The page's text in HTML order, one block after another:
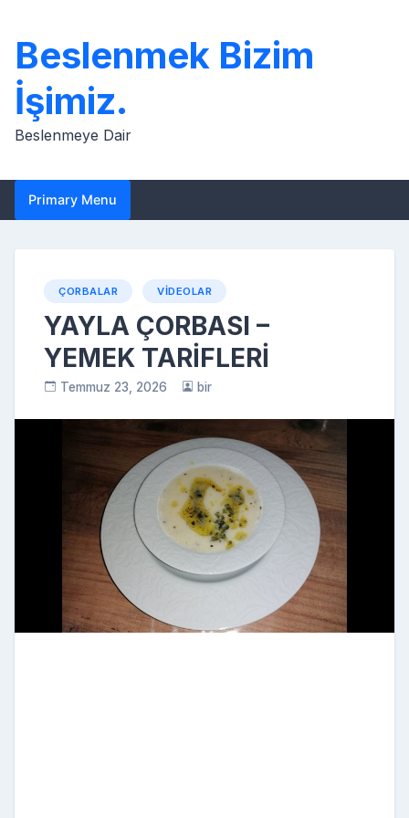
content
Beslenmek Bizim
İşimiz.
Beslenmeye Dair
Primary Menu
ÇORBALAR VIDEOLAR
YAYLA ÇORBASI –
YEMEK TARİFLERİ
Temmuz 23, 2026 bir